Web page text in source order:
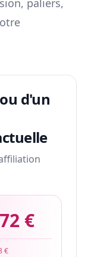
paliers,
d'un
€
€